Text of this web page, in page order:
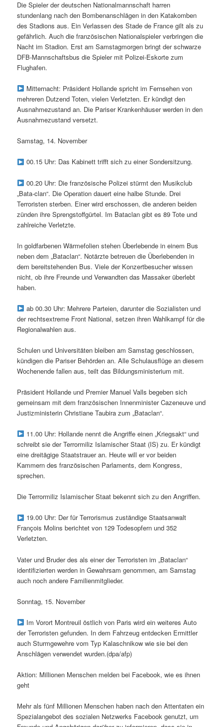
Die Spieler der deutschen Nationalmannschaft harren
stundenlang nach den Bombenanschlägen in den Katakomben
des Stadions aus. Ein Verlassen des Stade de France gilt als zu
gefährlich. Auch die französischen Nationalspieler verbringen die
Nacht im Stadion. Erst am Samstagmorgen bringt der schwarze
DFB-Mannschaftsbus die Spieler mit Polizei-Eskorte zum
Flughafen.
Mitternacht: Präsident Hollande spricht im Fernsehen von
mehreren Dutzend Toten, vielen Verletzten. Er kündigt den
Ausnahmezustand an. Die Pariser Krankenhäuser werden in den
Ausnahmezustand versetzt.
Samstag, 14. November
00.15 Uhr: Das Kabinett trifft sich zu einer Sondersitzung.
00.20 Uhr: Die französische Polizei stürmt den Musikclub
„Bata-clan“. Die Operation dauert eine halbe Stunde. Drei
Terroristen sterben. Einer wird erschossen, die anderen beiden
zünden ihre Sprengstoffgürtel. Im Bataclan gibt es 89 Tote und
zahlreiche Verletzte.
In goldfarbenen Wärmefolien stehen Überlebende in einem Bus
neben dem „Bataclan“. Notärzte betreuen die Überlebenden in
dem bereitstehenden Bus. Viele der Konzertbesucher wissen
nicht, ob ihre Freunde und Verwandten das Massaker überlebt
haben.
ab 00.30 Uhr: Mehrere Parteien, darunter die Sozialisten und
der rechtsextreme Front National, setzen ihren Wahlkampf für die
Regionalwahlen aus.
Schulen und Universitäten bleiben am Samstag geschlossen,
kündigen die Pariser Behörden an. Alle Schulausflüge an diesem
Wochenende fallen aus, teilt das Bildungsministerium mit.
Präsident Hollande und Premier Manuel Valls begeben sich
gemeinsam mit dem französischen Innenminister Cazeneuve und
Justizministerin Christiane Taubira zum „Bataclan“.
11.00 Uhr: Hollande nennt die Angriffe einen „Kriegsakt“ und
schreibt sie der Terrormiliz Islamischer Staat (IS) zu. Er kündigt
eine dreitägige Staatstrauer an. Heute will er vor beiden
Kammern des französischen Parlaments, dem Kongress,
sprechen.
Die Terrormiliz Islamischer Staat bekennt sich zu den Angriffen.
19.00 Uhr: Der für Terrorismus zuständige Staatsanwalt
François Molins berichtet von 129 Todesopfern und 352
Verletzten.
Vater und Bruder des als einer der Terroristen im „Bataclan“
identifizierten werden in Gewahrsam genommen, am Samstag
auch noch andere Familienmitglieder.
Sonntag, 15. November
Im Vorort Montreuil östlich von Paris wird ein weiteres Auto
der Terroristen gefunden. In dem Fahrzeug entdecken Ermittler
auch Sturmgewehre vom Typ Kalaschnikow wie sie bei den
Anschlägen verwendet wurden.(dpa/afp)
Aktion: Millionen Menschen melden bei Facebook, wie es ihnen
geht
Mehr als fünf Millionen Menschen haben nach den Attentaten ein
Spezialangebot des sozialen Netzwerks Facebook genutzt, um